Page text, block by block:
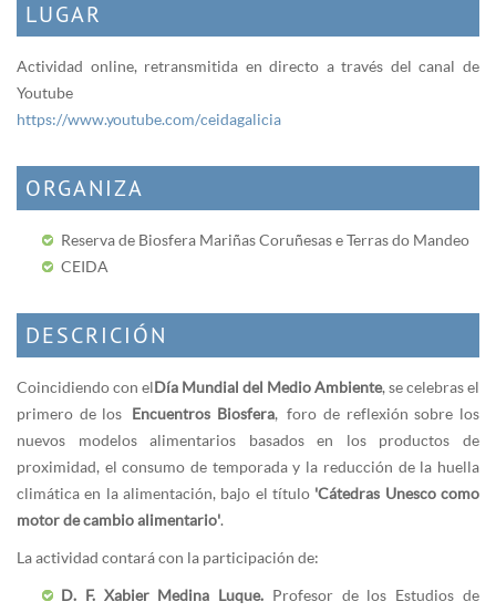
LUGAR
Actividad online, retransmitida en directo a través del canal de
Youtube
https://www.youtube.com/ceidagalicia
ORGANIZA
Reserva de Biosfera Mariñas Coruñesas e Terras do Mandeo
CEIDA
DESCRICIÓN
Coincidiendo con elDía Mundial del Medio Ambiente, se celebras el
primero de los Encuentros Biosfera, foro de reflexión sobre los
nuevos modelos alimentarios basados en los productos de
proximidad, el consumo de temporada y la reducción de la huella
climática en la alimentación, bajo el título 'Cátedras Unesco como
motor de cambio alimentario'.
La actividad contará con la participación de:
D. F. Xabier Medina Luque. Profesor de los Estudios de